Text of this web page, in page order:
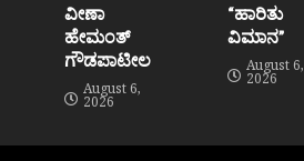
ವೀಣಾ
ಹೇಮಂತ್‌
ಗೌಡಪಾಟೀಲ
August 6,
2026
“ಹಾರಿತು
ವಿಮಾನ”
August 6,
2026